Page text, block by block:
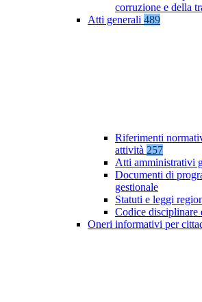
corruzione e della
Atti generali 489
Riferimenti
attività 257
Atti amministrativi
Documenti di
gestionale
Statuti e leggi
Codice disciplinare
Oneri informativi per